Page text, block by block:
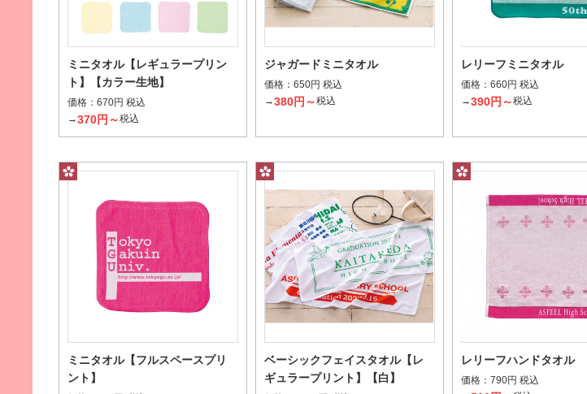
パイルの上げ下げでデザインを表現 タオル全面を染めてプリント
レリーフ（上げ落ち）
パイルの深さと密度でデザインを表現 刺繍糸を使用してデザインを表現
その他から探す
柄はんかち
ミニタオル【レギュラープリン
ト】【カラー生地】
価格： 670円 税込
→370円～税込
ジャガードミニタオル
価格： 650円 税込
→380円～税込
レリーフミニタオル
価格： 660円 税込
→390円～税込
ミニタオル【フルスペースプリ
ント】
ベーシックフェイスタオル【レ
ギュラープリント】【白】
レリーフハンドタオル
価格： 790円 税込